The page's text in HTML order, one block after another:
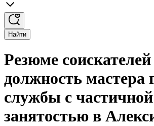
Найти
Резюме
должность мастера
службы с частичной
занятостью в